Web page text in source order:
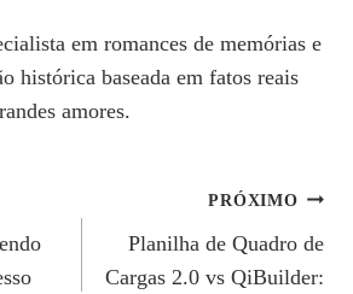
em romances de memórias e
histórica baseada em fatos reais
amores.
PRÓXIMO
Planilha de Quadro de
Cargas 2.0 vs QiBuilder: